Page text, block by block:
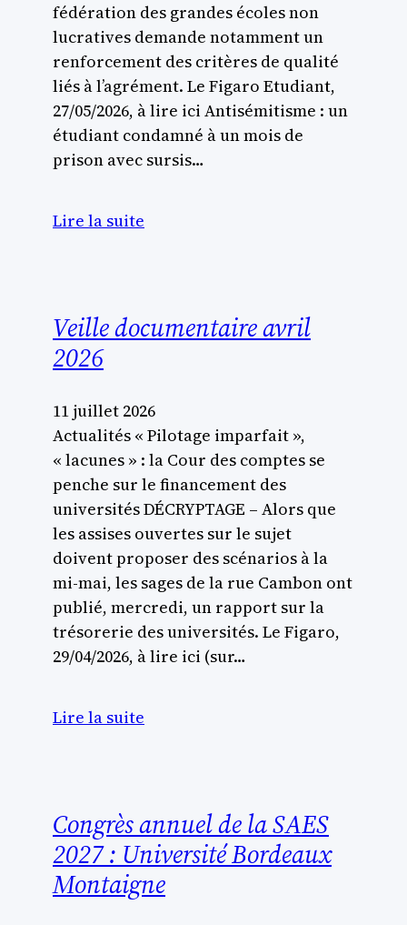
fédération des grandes écoles non
lucratives demande notamment un
renforcement des critères de qualité
liés à l’agrément. Le Figaro Etudiant,
27/05/2026, à lire ici Antisémitisme : un
étudiant condamné à un mois de
prison avec sursis…
Lire la suite
Veille documentaire avril
2026
11 juillet 2026
Actualités « Pilotage imparfait »,
« lacunes » : la Cour des comptes se
penche sur le financement des
universités DÉCRYPTAGE – Alors que
les assises ouvertes sur le sujet
doivent proposer des scénarios à la
mi-mai, les sages de la rue Cambon ont
publié, mercredi, un rapport sur la
trésorerie des universités. Le Figaro,
29/04/2026, à lire ici (sur…
Lire la suite
Congrès annuel de la SAES
2027 : Université Bordeaux
Montaigne